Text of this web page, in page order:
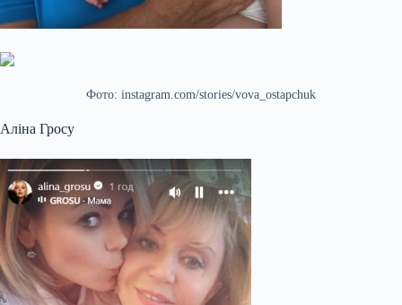
Фото: instagram.com/stories/vova_ostapchuk
Аліна Гросу